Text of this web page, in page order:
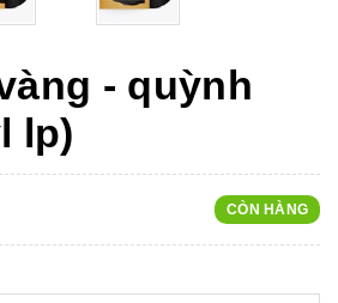
- quỳnh
lp)
CÒN HÀNG